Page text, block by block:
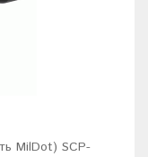
MilDot) SCP-